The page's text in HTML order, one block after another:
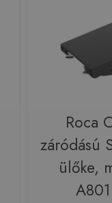
Roca
záródású
ülőke,